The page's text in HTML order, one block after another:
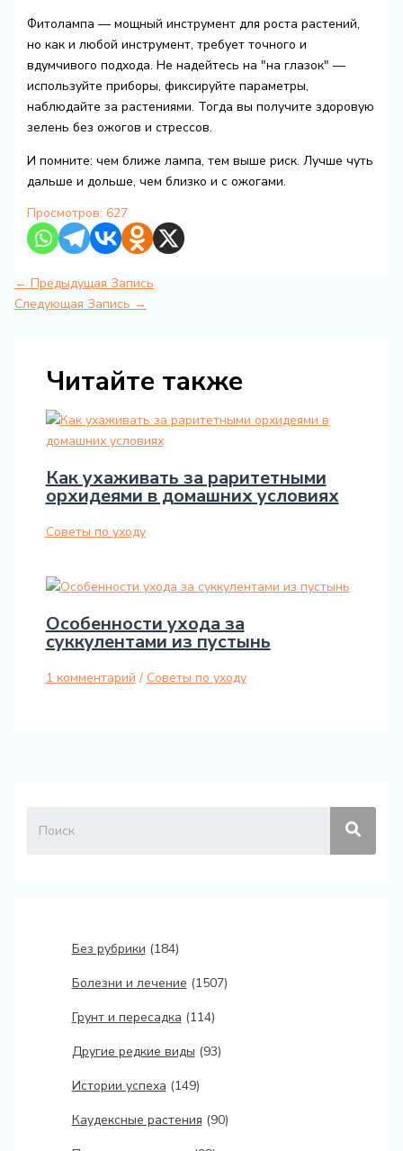
Фитолампа — мощный инструмент для роста растений,
но как и любой инструмент, требует точного и
вдумчивого подхода. Не надейтесь на "на глазок" —
используйте приборы, фиксируйте параметры,
наблюдайте за растениями. Тогда вы получите здоровую
зелень без ожогов и стрессов.
И помните: чем ближе лампа, тем выше риск. Лучше чуть
дальше и дольше, чем близко и с ожогами.
Просмотров: 627
← Предыдущая Запись
Следующая Запись →
Читайте также
Как ухаживать за раритетными
орхидеями в домашних условиях
Советы по уходу
Особенности ухода за
суккулентами из пустынь
1 комментарий / Советы по уходу
Без рубрики (184)
Болезни и лечение (1507)
Грунт и пересадка (114)
Другие редкие виды (93)
Истории успеха (149)
Каудексные растения (90)